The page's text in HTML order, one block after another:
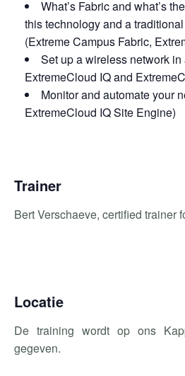
What’s Fabric and what’s
this technology and a
(Extreme Campus Fabric,
Set up a wireless network
ExtremeCloud IQ and
Monitor and automate your
ExtremeCloud IQ Site Engine)
Trainer
Bert Verschaeve, certified trainer
Locatie
De training wordt op ons
gegeven.